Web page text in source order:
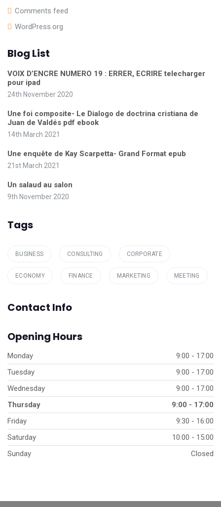
Comments feed
WordPress.org
Blog List
VOIX D’ENCRE NUMERO 19 : ERRER, ECRIRE telecharger
pour ipad
24th November 2020
Une foi composite- Le Dialogo de doctrina cristiana de
Juan de Valdés pdf ebook
14th March 2021
Une enquête de Kay Scarpetta- Grand Format epub
21st March 2021
Un salaud au salon
9th November 2020
Tags
BUSINESS CONSULTING CORPORATE
ECONOMY FINANCE MARKETING MEETING
Contact Info
Opening Hours
Monday
9:00 - 17:00
Tuesday
9:00 - 17:00
Wednesday
9:00 - 17:00
Thursday
9:00 - 17:00
Friday
9:30 - 16:00
Saturday
10:00 - 15:00
Sunday
Closed